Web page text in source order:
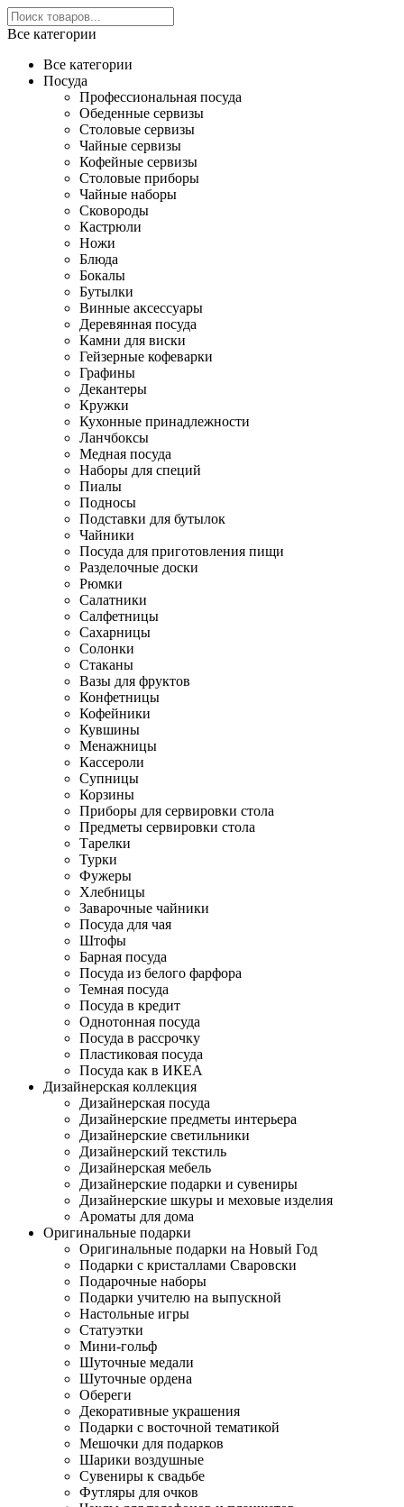
Все категории
Все категории
Посуда
Профессиональная посуда
Обеденные сервизы
Столовые сервизы
Чайные сервизы
Кофейные сервизы
Столовые приборы
Чайные наборы
Сковороды
Кастрюли
Ножи
Блюда
Бокалы
Бутылки
Винные аксессуары
Деревянная посуда
Камни для виски
Гейзерные кофеварки
Графины
Декантеры
Кружки
Кухонные принадлежности
Ланчбоксы
Медная посуда
Наборы для специй
Пиалы
Подносы
Подставки для бутылок
Чайники
Посуда для приготовления пищи
Разделочные доски
Рюмки
Салатники
Салфетницы
Сахарницы
Солонки
Стаканы
Вазы для фруктов
Конфетницы
Кофейники
Кувшины
Менажницы
Кассероли
Супницы
Корзины
Приборы для сервировки стола
Предметы сервировки стола
Тарелки
Турки
Фужеры
Хлебницы
Заварочные чайники
Посуда для чая
Штофы
Барная посуда
Посуда из белого фарфора
Темная посуда
Посуда в кредит
Однотонная посуда
Посуда в рассрочку
Пластиковая посуда
Посуда как в ИКЕА
Дизайнерская коллекция
Дизайнерская посуда
Дизайнерские предметы интерьера
Дизайнерские светильники
Дизайнерский текстиль
Дизайнерская мебель
Дизайнерские подарки и сувениры
Дизайнерские шкуры и меховые изделия
Ароматы для дома
Оригинальные подарки
Оригинальные подарки на Новый Год
Подарки с кристаллами Сваровски
Подарочные наборы
Подарки учителю на выпускной
Настольные игры
Статуэтки
Мини-гольф
Шуточные медали
Шуточные ордена
Обереги
Декоративные украшения
Подарки с восточной тематикой
Мешочки для подарков
Шарики воздушные
Сувениры к свадьбе
Футляры для очков